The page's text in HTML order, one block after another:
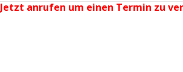
Jetzt anrufen um einen Termin zu